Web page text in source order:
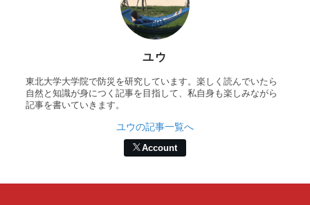
ユウ
東北大学大学院で防災を研究しています。楽しく読んでいたら
自然と知識が身につく記事を目指して、私自身も楽しみながら
記事を書いていきます。
ユウの記事一覧へ
Account